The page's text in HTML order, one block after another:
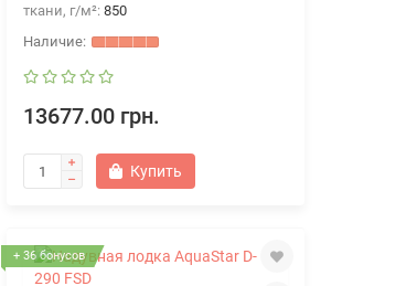
ткани, г/м²: 850
13677.00 грн.
Купить
+ 36 бонусов